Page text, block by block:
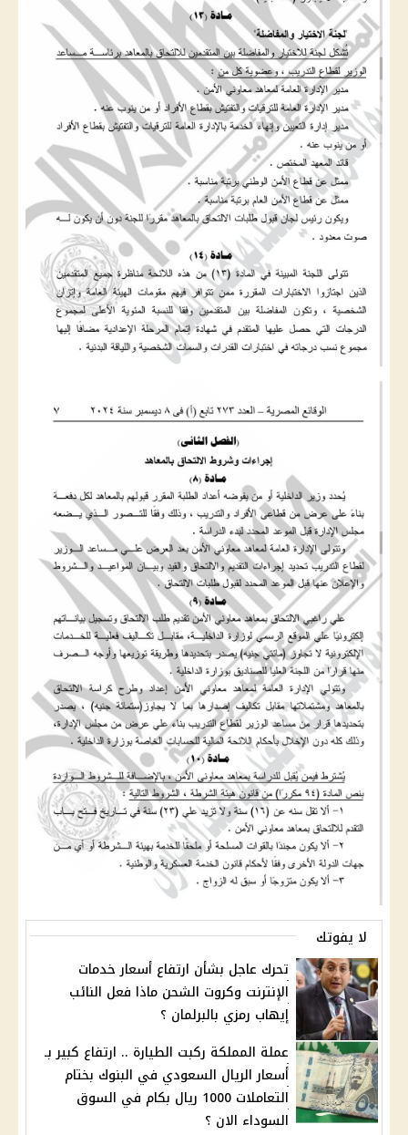
لا يفوتك
تحرك عاجل بشأن ارتفاع أسعار خدمات
الإنترنت وكروت الشحن ماذا فعل النائب
إيهاب رمزي بالبرلمان ؟
عملة المملكة ركبت الطيارة .. ارتفاع كبير بـ
أسعار الريال السعودي في البنوك بختام
التعاملات 1000 ريال بكام في السوق
السوداء اﻻن ؟